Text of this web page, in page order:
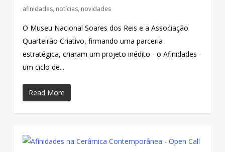
afinidades, notícias, novidades
O Museu Nacional Soares dos Reis e a Associação
Quarteirão Criativo, firmando uma parceria
estratégica, criaram um projeto inédito - o Afinidades -
um ciclo de...
Read More